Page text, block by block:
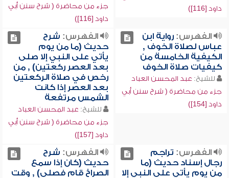
داود [116])
جزء من محاضرة ( شرح سنن أبي
داود [116])
الفهرس:رواية ابن
عباس لصلاة الخوف ,
الكيفية الخامسة من
كيفيات صلاة الخوف
للشيخ: عبد المحسن العباد
جزء من محاضرة ( شرح سنن أبي
داود [154])
الفهرس: شرح
حديث (ما من يوم
يأتي على النبي إلا صلى
بعد العصر ركعتين) , من
رخص في صلاة الركعتين
بعد العصر إذا كانت
الشمس مرتفعة
للشيخ: عبد المحسن العباد
جزء من محاضرة ( شرح سنن أبي
داود [157])
الفهرس: تراجم
رجال إسناد حديث (ما
من يوم يأتي على النبي إلا
الفهرس: شرح
حديث (كان إذا سمع
الصراخ قام فصلى) , وقت